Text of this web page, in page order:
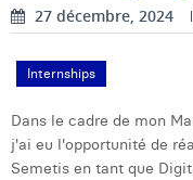
27 décembre, 2024
Internships
Dans le cadre de mon
j'ai eu l'opportunité de
Semetis en tant que